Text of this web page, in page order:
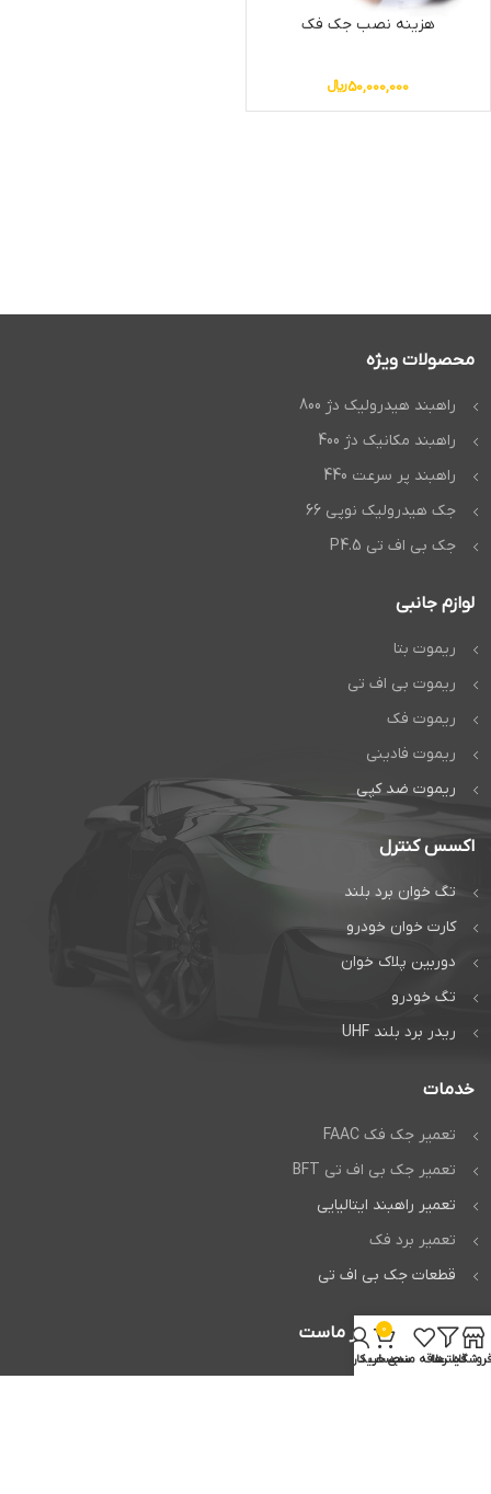
هزینه نصب جک فک
50,000,000﷼
محصولات ویژه
راهبند هیدرولیک دژ 800
راهبند مکانیک دژ 400
راهبند پر سرعت 440
جک هیدرولیک نوپی 66
جک بی اف تی P4.5
لوازم جانبی
ریموت بتا
ریموت بی اف تی
ریموت فک
ریموت فادینی
ریموت ضد کپی
اکسس کنترل
تگ خوان برد بلند
کارت خوان خودرو
دوربین پلاک خوان
تگ خودرو
ریدر برد بلند UHF
خدمات
تعمیر جک فک FAAC
تعمیر جک بی اف تی BFT
تعمیر راهبند ایتالیایی
تعمیر برد فک
قطعات جک بی اف تی
اعتماد شما افتخار ماست
فروشگاهفیلترهاعلاقه مندی
0
سبد خرید
حساب کاربری من